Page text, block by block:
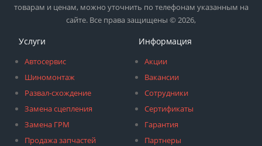
товарам и ценам, можно уточнить по телефонам указанным на
сайте. Все права защищены © 2026,
Услуги
Автосервис
Шиномонтаж
Развал-схождение
Замена сцепления
Замена ГРМ
Продажа запчастей
Информация
Акции
Вакансии
Сотрудники
Сертификаты
Гарантия
Партнеры